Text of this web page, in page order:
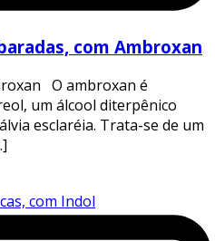
com Ambroxan
O ambroxan é
um álcool diterpênico
esclaréia. Trata-se de um